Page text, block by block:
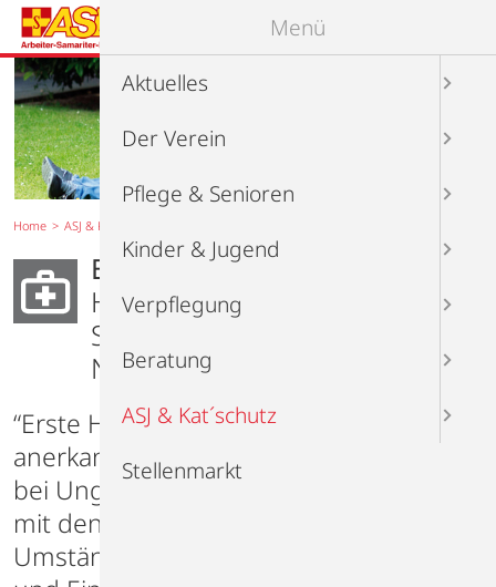
Home ASJ & Kat´schutz
Erste-Hilfe-Ausbildung
Helden brauchen keine
Superkräfte.
Nur die richtigen Handgriffe.
“Erste Hilfe ist die gekonnte Anwendung
anerkannter Grundregeln zur Rettung
bei Unglücksfällen und Erkrankungen
mit den unter den gegebenen
Umständen vorhandenen Materialien
Menü
Aktuelles
Der Verein
Pflege & Senioren
Kinder & Jugend
Verpflegung
Beratung
ASJ & Kat´schutz
Stellenmarkt